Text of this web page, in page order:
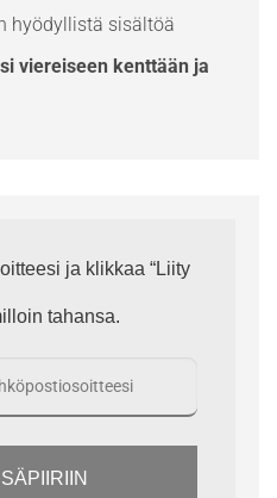
hyödyllistä sisältöä
viereiseen kenttään ja
ja klikkaa “Liity
tahansa.